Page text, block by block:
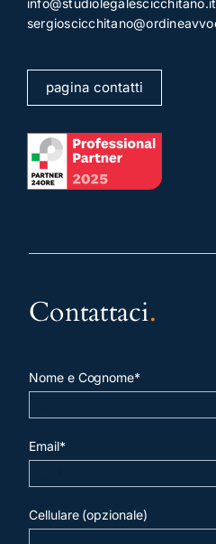
info@studiolegalescicchitano.it
pagina contatti
Contattaci.
Nome e Cognome*
Email*
Cellulare (opzionale)